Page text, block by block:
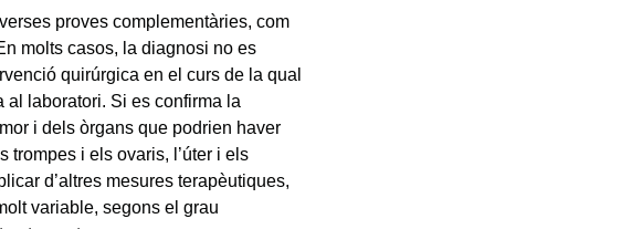
proves complementàries, com
molts casos, la diagnosi no es
quirúrgica en el curs de la qual
al laboratori. Si es confirma la
i dels òrgans que podrien haver
trompes i els ovaris, l’úter i els
d’altres mesures terapèutiques,
variable, segons el grau